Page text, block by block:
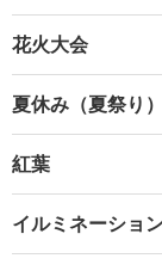
花火大会
夏休み（夏祭り）
紅葉
イルミネーショ